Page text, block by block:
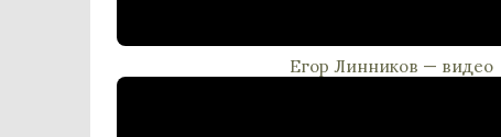
Егор Линников — видео